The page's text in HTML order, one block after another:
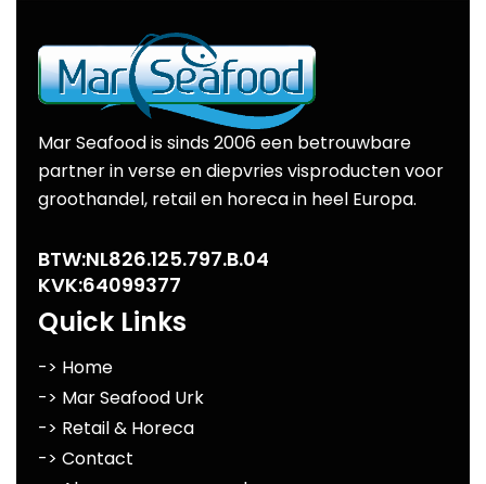
Mar Seafood is sinds 2006 een betrouwbare
partner in verse en diepvries visproducten voor
groothandel, retail en horeca in heel Europa.
BTW:NL826.125.797.B.04
KVK:64099377
Quick Links
-> Home
-> Mar Seafood Urk
-> Retail & Horeca
-> Contact